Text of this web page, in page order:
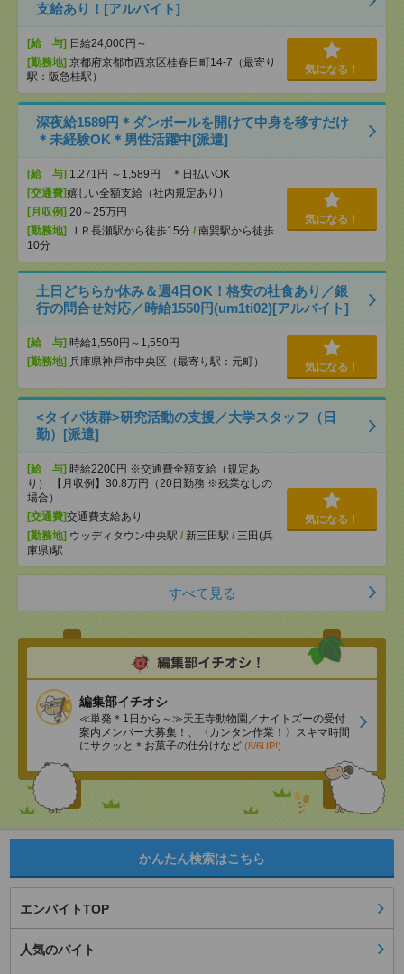
支給あり！[アルバイト]
[給 与] 日給24,000円～
[勤務地] 京都府京都市西京区桂春日町14-7（最寄り
駅：阪急桂駅）
気になる！
深夜給1589円＊ダンボールを開けて中身を移すだけ
＊未経験OK＊男性活躍中[派遣]
[給 与] 1,271円 ～1,589円 ＊日払いOK
[交通費]嬉しい全額支給（社内規定あり）
[月収例] 20～25万円
[勤務地]
ＪＲ長瀬駅から徒歩15分 / 南巽駅から徒歩
10分
気になる！
土日どちらか休み＆週4日OK！格安の社食あり／銀
行の問合せ対応／時給1550円(um1ti02)[アルバイト]
[給 与] 時給1,550円～1,550円
[勤務地] 兵庫県神戸市中央区（最寄り駅：元町） 気になる！
<タイパ抜群>研究活動の支援／大学スタッフ（日
勤）[派遣]
[給 与] 時給2200円 ※交通費全額支給（規定あ
り） 【月収例】30.8万円（20日勤務 ※残業なしの
場合）
[交通費]交通費支給あり
[勤務地] ウッディタウン中央駅 / 新三田駅 / 三田(兵
庫県)駅
気になる！
すべて見る
編集部イチオシ
≪単発＊1日から～≫天王寺動物園／ナイトズーの受付
案内メンバー大募集！、〈カンタン作業！〉スキマ時間
にサクッと＊お菓子の仕分けなど (8/6UP!)
かんたん検索はこちら
エンバイトTOP
人気のバイト